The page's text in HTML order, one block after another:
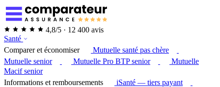
4,8/5 · 12 400 avis
Santé
Comparer et économiser
Mutuelle santé pas chère
Mutuelle senior
Mutuelle Pro BTP senior
Mutuelle
Macif senior
Informations et remboursements
iSanté — tiers payant